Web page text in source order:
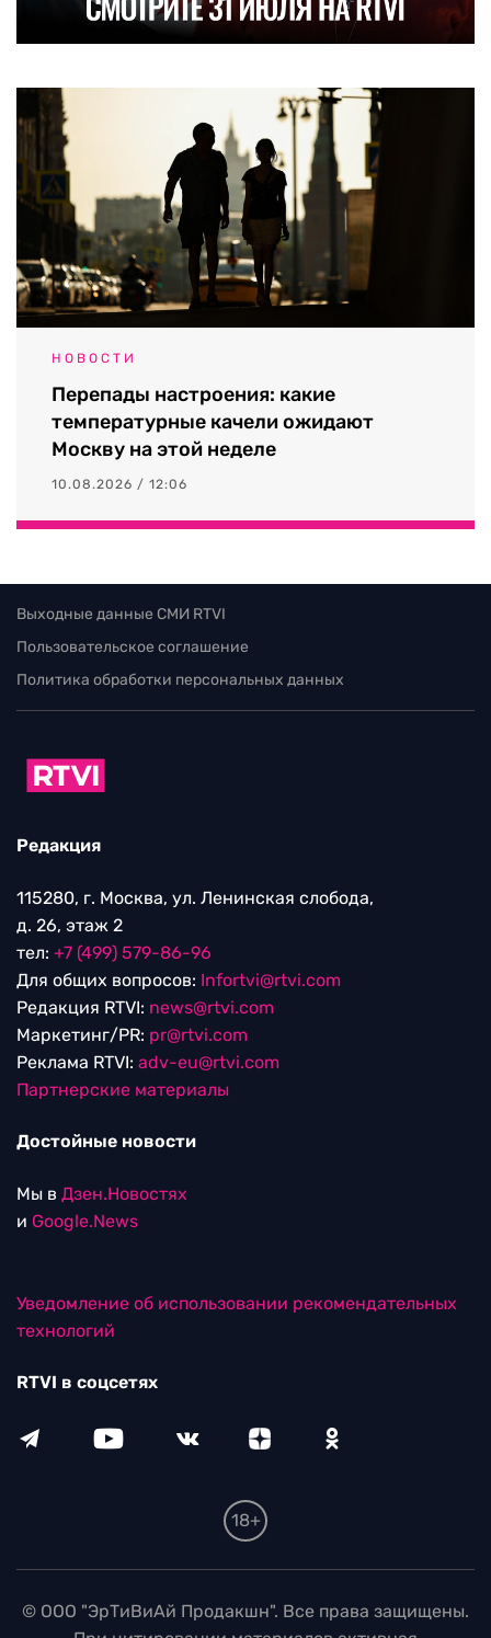
НОВОСТИ
Перепады настроения: какие
температурные качели ожидают
Москву на этой неделе
10.08.2026 / 12:06
Выходные данные СМИ RTVI
Пользовательское соглашение
Политика обработки персональных данных
Редакция
115280, г. Москва, ул. Ленинская слобода,
д. 26, этаж 2
тел: +7 (499) 579-86-96
Для общих вопросов: Infortvi@rtvi.com
Редакция RTVI: news@rtvi.com
Маркетинг/PR: pr@rtvi.com
Реклама RTVI: adv-eu@rtvi.com
Партнерские материалы
Достойные новости
Мы в Дзен.Новостях
и Google.News
Уведомление об использовании рекомендательных
технологий
RTVI в соцсетях
18+
© ООО "ЭрТиВиАй Продакшн". Все права защищены.